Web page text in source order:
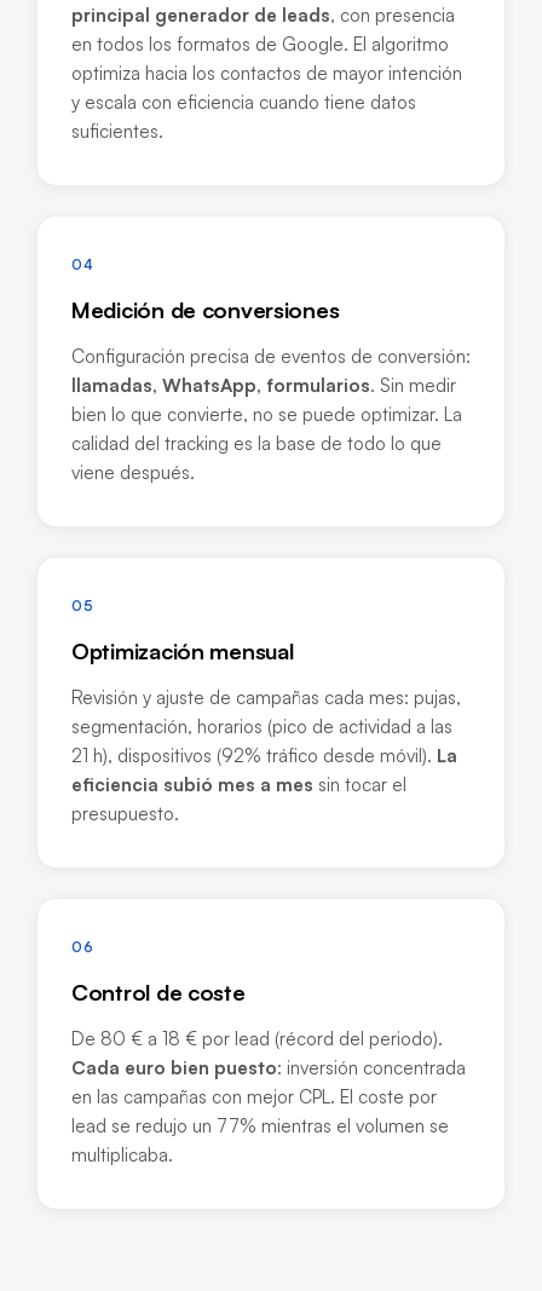
principal generador de leads, con presencia
en todos los formatos de Google. El algoritmo
optimiza hacia los contactos de mayor intención
y escala con eficiencia cuando tiene datos
suficientes.
04
Medición de conversiones
Configuración precisa de eventos de conversión:
llamadas, WhatsApp, formularios. Sin medir
bien lo que convierte, no se puede optimizar. La
calidad del tracking es la base de todo lo que
viene después.
05
Optimización mensual
Revisión y ajuste de campañas cada mes: pujas,
segmentación, horarios (pico de actividad a las
21 h), dispositivos (92% tráfico desde móvil). La
eficiencia subió mes a mes sin tocar el
presupuesto.
06
Control de coste
De 80 € a 18 € por lead (récord del periodo).
Cada euro bien puesto: inversión concentrada
en las campañas con mejor CPL. El coste por
lead se redujo un 77% mientras el volumen se
multiplicaba.